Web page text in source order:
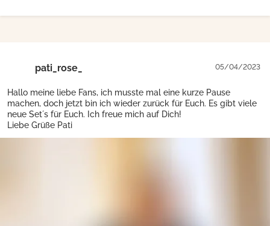
pati_rose_ 05/04/2023
Hallo meine liebe Fans, ich musste mal eine kurze Pause
machen, doch jetzt bin ich wieder zurück für Euch. Es gibt viele
neue Set´s für Euch. Ich freue mich auf Dich!
Liebe Grüße Pati